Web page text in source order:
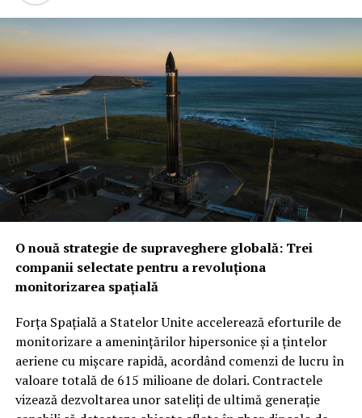
O nouă strategie de supraveghere globală: Trei
companii selectate pentru a revoluționa
monitorizarea spațială
Forța Spațială a Statelor Unite accelerează eforturile de
monitorizare a amenințărilor hipersonice și a țintelor
aeriene cu mișcare rapidă, acordând comenzi de lucru în
valoare totală de 615 milioane de dolari. Contractele
vizează dezvoltarea unor sateliți de ultimă generație